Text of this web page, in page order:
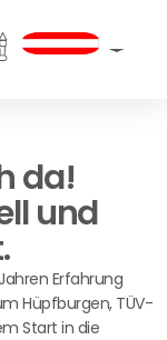
da!
und
Erfahrung
Hüpfburgen, TÜV-
Start in die